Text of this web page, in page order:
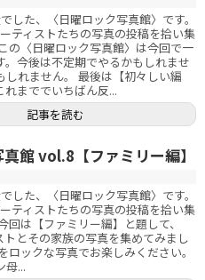
した、〈日曜ロック写真館〉です。
ティストたちの写真の投稿を拾い集
の〈日曜ロック写真館〉は今回で一
。今後は不定期でやるかもしれませ
しれません。 最後は【初々しい編
まででいちばん反...
記事を読む
館 vol.8【ファミリー編】
した、〈日曜ロック写真館〉です。
ティストたちの写真の投稿を拾い集
回は【ファミリー編】と題して、
トとその家族の写真を集めてみまし
ロックな写真でお楽しみください。
母...